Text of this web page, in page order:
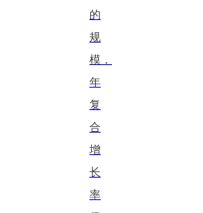
的
规
模，
年
复
合
增
长
率